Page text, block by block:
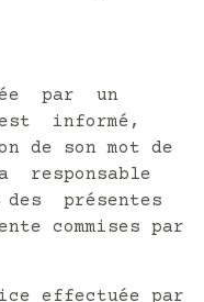
par un
est informé,
de son mot de
présentes
commises par
effectuée par